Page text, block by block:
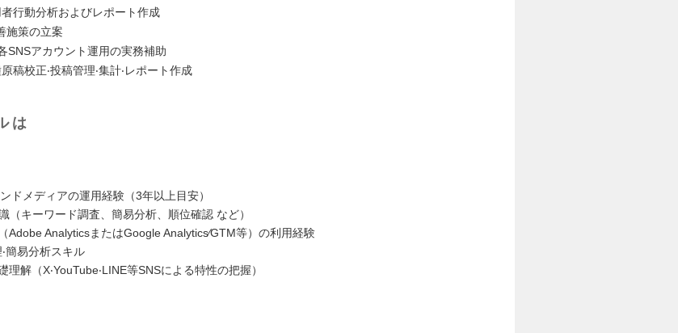
⾏動分析およびレポート作成
施策の⽴案
SNSアカウント運⽤の実務補助
稿校正‧投稿管理‧集計‧レポート作成
は
ドメディアの運⽤経験（3年以上⽬安）
（キーワード調査、簡易分析、順位確認 など）
Adobe AnalyticsまたはGoogle Analytics∕GTM等）の利⽤経験
簡易分析スキル
理解（X‧YouTube‧LINE等SNSによる特性の把握）